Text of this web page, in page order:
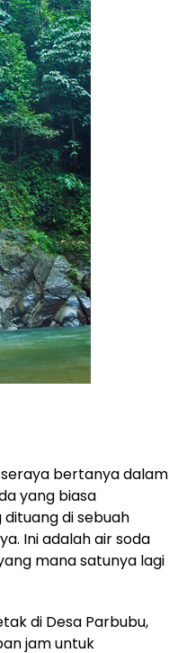
bertanya dalam
yang biasa
dituang di sebuah
Ini adalah air soda
mana satunya lagi
di Desa Parbubu,
jam untuk